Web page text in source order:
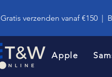
Gratis verzenden vanaf €150 |
Apple